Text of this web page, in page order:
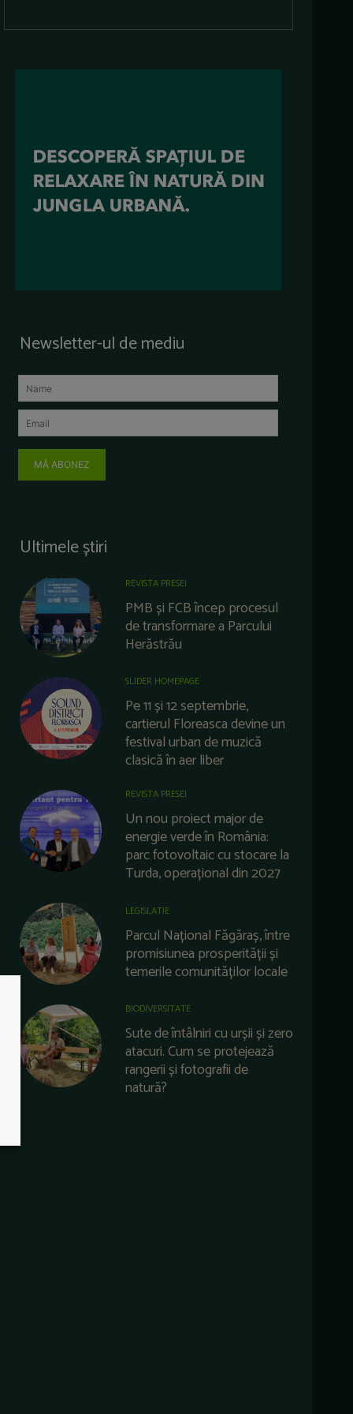
Newsletter-ul de mediu
MĂ ABONEZ
Ultimele știri
REVISTA PRESEI
PMB și FCB încep procesul
de transformare a Parcului
Herăstrău
SLIDER HOMEPAGE
Pe 11 și 12 septembrie,
cartierul Floreasca devine un
festival urban de muzică
clasică în aer liber
REVISTA PRESEI
Un nou proiect major de
energie verde în România:
parc fotovoltaic cu stocare la
Turda, operațional din 2027
LEGISLATIE
Parcul Național Făgăraș, între
promisiunea prosperității și
temerile comunităților locale
BIODIVERSITATE
Sute de întâlniri cu urșii și zero
atacuri. Cum se protejează
rangerii și fotografii de
natură?